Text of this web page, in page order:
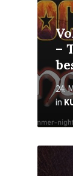
–
24.
in
Mehr
erfahren